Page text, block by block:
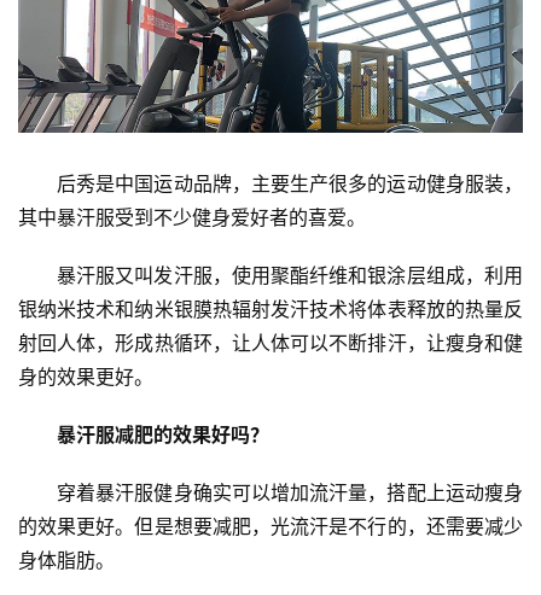
后秀是中国运动品牌，主要生产很多的运动健身服装，
其中暴汗服受到不少健身爱好者的喜爱。
暴汗服又叫发汗服，使用聚酯纤维和银涂层组成，利用
银纳米技术和纳米银膜热辐射发汗技术将体表释放的热量反
射回人体，形成热循环，让人体可以不断排汗，让瘦身和健
身的效果更好。
暴汗服减肥的效果好吗？
穿着暴汗服健身确实可以增加流汗量，搭配上运动瘦身
的效果更好。但是想要减肥，光流汗是不行的，还需要减少
身体脂肪。